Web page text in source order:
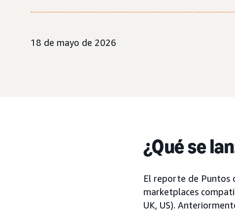
18 de mayo de 2026
¿Qué se
El reporte de Puntos
marketplaces
UK, US).